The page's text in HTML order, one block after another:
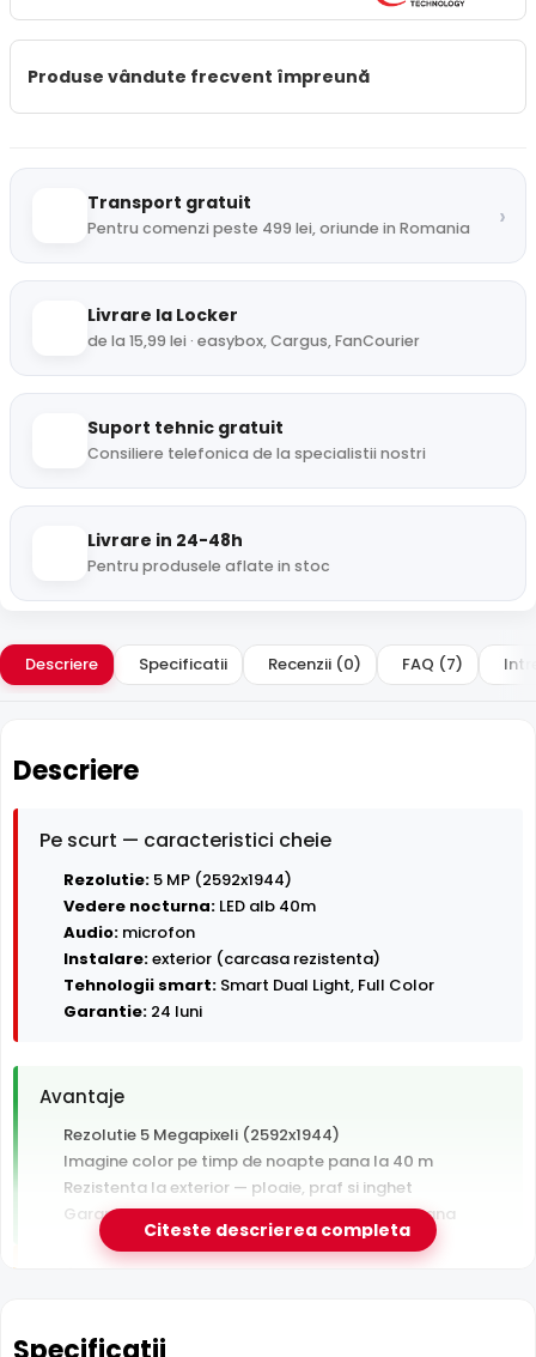
Produse vândute frecvent împreună
Transport gratuit
Pentru comenzi peste 499 lei, oriunde in Romania ›
Livrare la Locker
de la 15,99 lei · easybox, Cargus, FanCourier
Suport tehnic gratuit
Consiliere telefonica de la specialistii nostri
Livrare in 24-48h
Pentru produsele aflate in stoc
Descriere Specificatii Recenzii (0) FAQ (7)
Descriere
Pe scurt — caracteristici cheie
Rezolutie: 5 MP (2592x1944)
Vedere nocturna: LED alb 40m
Audio: microfon
Instalare:exterior (carcasa rezistenta)
Tehnologii smart: Smart Dual Light, Full Color
Garantie: 24 luni
Avantaje
Rezolutie 5 Megapixeli (2592x1944)
Imagine color pe timp de noapte pana la 40 m
Rezistenta la exterior — ploaie, praf si inghet
Garantie 24 luni si suport tehnic gratuit in romana
conecteaza direct la retea
Citeste descrierea completa